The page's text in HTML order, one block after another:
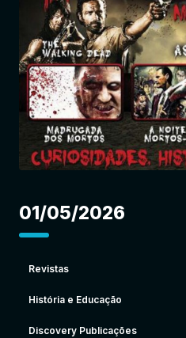
01/05/2026
Revistas
História e Educação
Discovery Publicações